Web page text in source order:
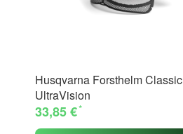
Husqvarna Forsthelm Classic
UltraVision
33,85 €*